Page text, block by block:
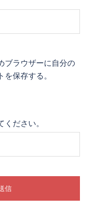
ブラウザーに自分の
保存する。
ださい。